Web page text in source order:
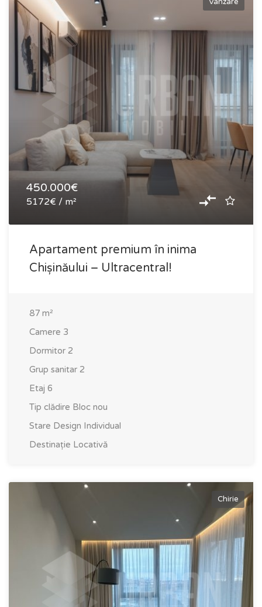
450.000€
5172€ / m²
Apartament premium în inima
Chișinăului – Ultracentral!
87 m²
Camere 3
Dormitor 2
Grup sanitar 2
Etaj 6
Tip clădire Bloc nou
Stare Design Individual
Destinație Locativă
Chirie